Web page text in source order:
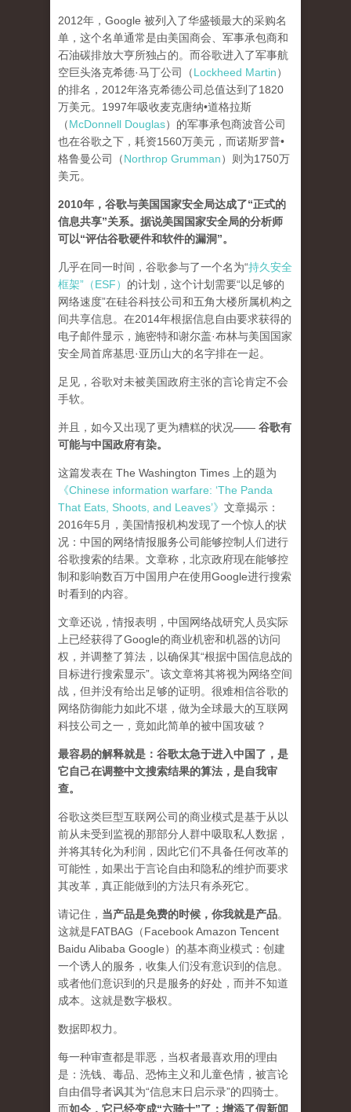
2012年，Google 被列入了华盛顿最大的采购名
单，这个名单通常是由美国商会、军事承包商和
石油碳排放大亨所独占的。而谷歌进入了军事航
空巨头洛克希德·马丁公司（Lockheed Martin）
的排名，2012年洛克希德公司总值达到了1820
万美元。1997年吸收麦克唐纳•道格拉斯
（McDonnell Douglas）的军事承包商波音公司
也在谷歌之下，耗资1560万美元，而诺斯罗普•
格鲁曼公司（Northrop Grumman）则为1750万
美元。
2010年，谷歌与美国国家安全局达成了“正式的
信息共享”关系。据说美国国家安全局的分析师
可以“评估谷歌硬件和软件的漏洞”。
几乎在同一时间，谷歌参与了一个名为“持久安全
框架”（ESF） 的计划，这个计划需要“以足够的
网络速度”在硅谷科技公司和五角大楼所属机构之
间共享信息。在2014年根据信息自由要求获得的
电子邮件显示，施密特和谢尔盖·布林与美国国家
安全局首席基思·亚历山大的名字排在一起。
足见，谷歌对未被美国政府主张的言论肯定不会
手软。
并且，如今又出现了更为糟糕的状况—— 谷歌有
可能与中国政府有染。
这篇发表在 The Washington Times 上的题为
《Chinese information warfare: ‘The Panda
That Eats, Shoots, and Leaves’》 文章揭示：
2016年5月，美国情报机构发现了一个惊人的状
况：中国的网络情报服务公司能够控制人们进行
谷歌搜索的结果。文章称，北京政府现在能够控
制和影响数百万中国用户在使用Google进行搜索
时看到的内容。
文章还说，情报表明，中国网络战研究人员实际
上已经获得了Google的商业机密和机器的访问
权，并调整了算法，以确保其“根据中国信息战的
目标进行搜索显示”。该文章将其将视为网络空间
战，但并没有给出足够的证明。很难相信谷歌的
网络防御能力如此不堪，做为全球最大的互联网
科技公司之一，竟如此简单的被中国攻破？
最容易的解释就是：谷歌太急于进入中国了，是
它自己在调整中文搜索结果的算法，是自我审
查。
谷歌这类巨型互联网公司的商业模式是基于从以
前从未受到监视的那部分人群中吸取私人数据，
并将其转化为利润，因此它们不具备任何改革的
可能性，如果出于言论自由和隐私的维护而要求
其改革，真正能做到的方法只有杀死它。
请记住， 当产品是免费的时候，你我就是产品。
这就是FATBAG（Facebook Amazon Tencent
Baidu Alibaba Google）的基本商业模式：创建
一个诱人的服务，收集人们没有意识到的信息。
或者他们意识到的只是服务的好处，而并不知道
成本。这就是数字极权。
数据即权力。
每一种审查都是罪恶，当权者最喜欢用的理由
是：洗钱、毒品、恐怖主义和儿童色情，被言论
自由倡导者讽其为“信息末日启示录”的四骑士。
而如今，它已经变成“六骑士”了：增添了假新闻